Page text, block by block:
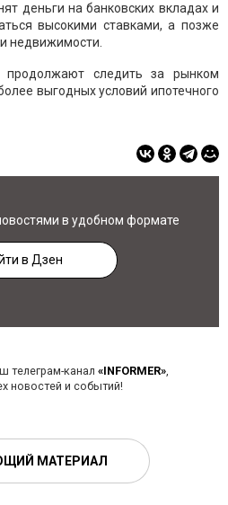
деньги на банковских вкладах и
высокими ставками, а позже
недвижимости.
продолжают следить за рынком
выгодных условий ипотечного
в удобном формате
в Дзен
телеграм-канал «INFORMER»,
новостей и событий!
МАТЕРИАЛ